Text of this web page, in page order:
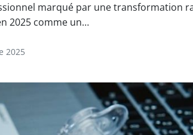
marqué par une transformation
2025 comme un…
2025